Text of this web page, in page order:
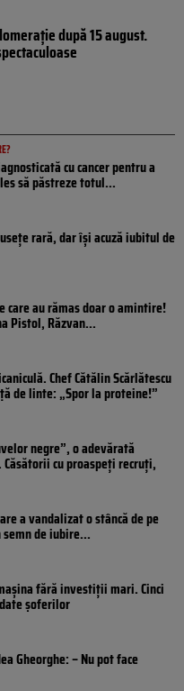
după 15 august.
cu cancer pentru a
să păstreze totul...
rară, dar își acuză iubitul de
care au rămas doar o amintire!
Pistol, Răzvan...
Chef Cătălin Scărlătescu
de linte: „Spor la proteine!”
negre”, o adevărată
cu proaspeți recruți,
a vandalizat o stâncă de pe
de iubire...
fără investiții mari. Cinci
șoferilor
Gheorghe: – Nu pot face